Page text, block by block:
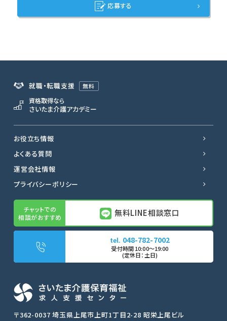
無料LINE相談窓口
転職サポートに申し込む
応募する
〒362-0037 埼玉県上尾市上町1丁目2-28 昭栄上尾ビル
就職・転職支援 無料
資格取得なら
さいたま介護アカデミー
お役立ち情報
よくある質問
運営会社情報
プライバシーポリシー
無料LINE相談窓口
048-782-7002